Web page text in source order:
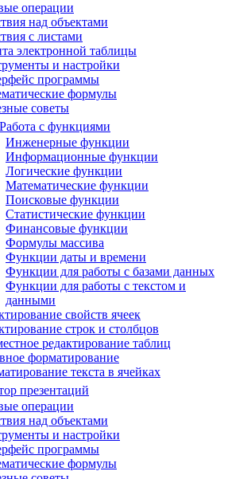
операции
над объектами
с листами
электронной таблицы
и настройки
программы
формулы
советы
Работа с функциями
Инженерные функции
Информационные функции
Логические функции
Математические функции
Поисковые функции
Статистические функции
Финансовые функции
Формулы массива
Функции даты и времени
Функции для работы с базами данных
Функции для работы с текстом и
данными
свойств ячеек
строк и столбцов
редактирование таблиц
форматирование
текста в ячейках
презентаций
операции
над объектами
и настройки
программы
формулы